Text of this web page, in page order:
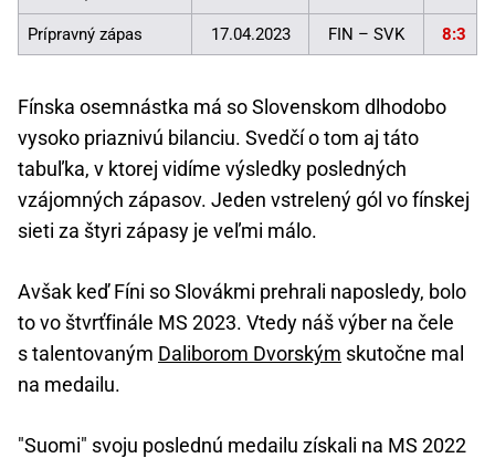
Prípravný zápas 17.04.2023 FIN – SVK 8:3
Fínska osemnástka má so Slovenskom dlhodobo
vysoko priaznivú bilanciu. Svedčí o tom aj táto
tabuľka, v ktorej vidíme výsledky posledných
vzájomných zápasov. Jeden vstrelený gól vo fínskej
sieti za štyri zápasy je veľmi málo.
Avšak keď Fíni so Slovákmi prehrali naposledy, bolo
to vo štvrťfinále MS 2023. Vtedy náš výber na čele
s talentovaným Daliborom Dvorským skutočne mal
na medailu.
"Suomi" svoju poslednú medailu získali na MS 2022